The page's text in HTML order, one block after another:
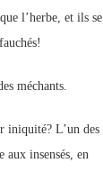
l’herbe, et ils se
méchants.
iniquité? L’un des
insensés, en